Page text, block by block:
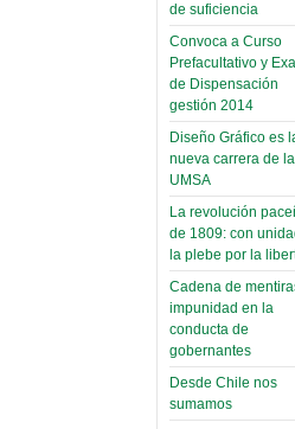
de suficiencia
Convoca a Curso
Prefacultativo y
de Dispensación
gestión 2014
Diseño Gráfico es
nueva carrera de la
UMSA
La revolución
de 1809: con
la plebe por la
Cadena de
impunidad en la
conducta de
gobernantes
Desde Chile nos
sumamos